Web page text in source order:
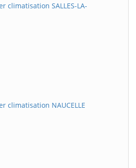
climatisation SALLES-LA-
climatisation NAUCELLE